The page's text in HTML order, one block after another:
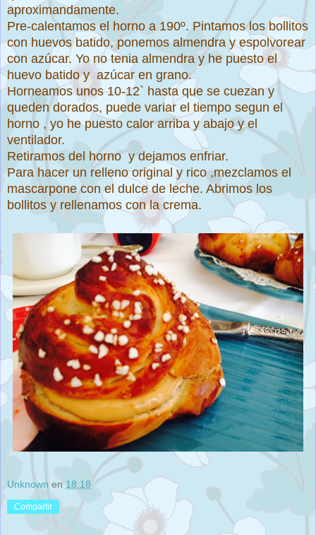
aproximandamente.
Pre-calentamos el horno a 190º. Pintamos los bollitos
con huevos batido, ponemos almendra y espolvorear
con azúcar. Yo no tenia almendra y he puesto el
huevo batido y azúcar en grano.
Horneamos unos 10-12` hasta que se cuezan y
queden dorados, puede variar el tiempo segun el
horno , yo he puesto calor arriba y abajo y el
ventilador.
Retiramos del horno y dejamos enfriar.
Para hacer un relleno original y rico ,mezclamos el
mascarpone con el dulce de leche. Abrimos los
bollitos y rellenamos con la crema.
Unknown en 18:18
Compartir